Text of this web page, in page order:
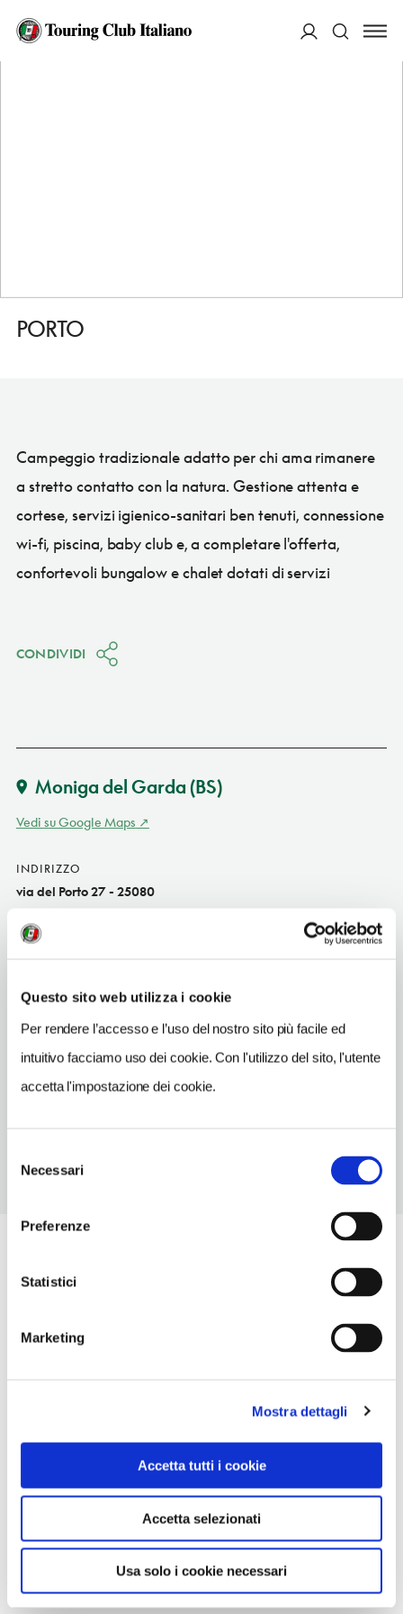
Questo sito web utilizza i cookie
Per rendere l’accesso e l’uso del nostro sito più facile ed
intuitivo facciamo uso dei cookie. Con l'utilizzo del sito, l'utente
accetta l'impostazione dei cookie.
delNecessari
Preferenze
Statistici
Marketing
Mostra dettagli
Accetta tutti i cookie
Accetta selezionati
Usa solo i cookie necessari
HOME
PORTO
Campeggio tradizionale adatto per chi ama rimanere
a stretto contatto con la natura. Gestione attenta e
cortese, servizi igienico-sanitari ben tenuti, connessione
wi-fi, piscina, baby club e, a completare l'offerta,
confortevoli bungalow e chalet dotati di servizi
CONDIVIDI
Moniga del Garda (BS)
Vedi su Google Maps
INDIRIZZO
via del Porto 27 - 25080
Moniga del Garda (BS)
Lombardia IT
www.campingporto.it
INDIRIZZO EMAIL
info@campingporto.it
TELEFONO